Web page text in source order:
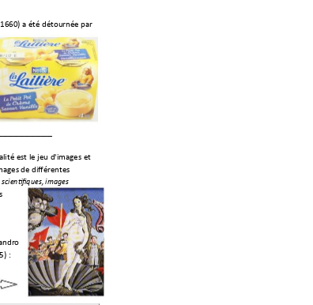
a été détournée par
est le jeu d'images et
de différentes
scientifiques, images
: